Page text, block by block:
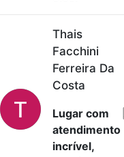
Thais
Facchini
Ferreira Da
Costa
Lugar com
atendimento
incrível,